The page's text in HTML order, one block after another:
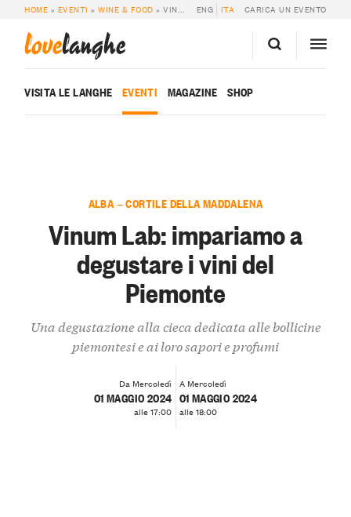
HOME » EVENTI »WINE & FOOD »VINUM LAB: IMPARIAMO A DEGUSTARE I VINI DEL PIEMONTE ENG ITA CARICA UN EVENTO
lovelanghe
VISITA LE LANGHE EVENTI MAGAZINE SHOP
ALBA — CORTILE DELLA MADDALENA
Vinum Lab: impariamo a
degustare i vini del
Piemonte
Una degustazione alla cieca dedicata alle bollicine
piemontesi e ai loro sapori e profumi
Da Mercoledì
01 MAGGIO 2024
alle 17:00
A Mercoledì
01 MAGGIO 2024
alle 18:00